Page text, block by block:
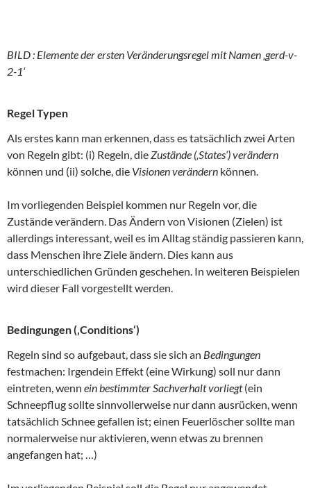
BILD : Elemente der ersten Veränderungsregel mit Namen ‚gerd-v-
2-1‘
Regel Typen
Als erstes kann man erkennen, dass es tatsächlich zwei Arten
von Regeln gibt: (i) Regeln, dieZustände (‚States‘) verändern
können und (ii) solche, die Visionenverändern können.
Im vorliegenden Beispiel kommen nur Regeln vor, die
Zustände verändern. Das Ändern von Visionen (Zielen) ist
allerdings interessant, weil es im Alltag ständig passieren kann,
dass Menschen ihre Ziele ändern. Dies kann aus
unterschiedlichen Gründen geschehen. In weiteren Beispielen
wird dieser Fall vorgestellt werden.
Bedingungen (‚Conditions‘)
Regeln sind so aufgebaut, dass sie sich an Bedingungen
festmachen: Irgendein Effekt (eine Wirkung) soll nur dann
eintreten, wenn ein bestimmter Sachverhalt vorliegt(ein
Schneepflug sollte sinnvollerweise nur dann ausrücken, wenn
tatsächlich Schnee gefallen ist; einen Feuerlöscher sollte man
normalerweise nur aktivieren, wenn etwas zu brennen
angefangen hat; …)